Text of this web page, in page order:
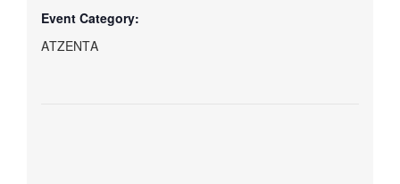
Event Category:
ΑΤΖΕΝΤΑ